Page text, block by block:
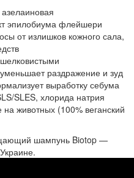
азелаиновая
эпилобиума флейшери
от излишков кожного сала,
раздражение и зуд
выработку себума
SLES, хлорида натрия
животных (100% веганский
шампунь Biotop —